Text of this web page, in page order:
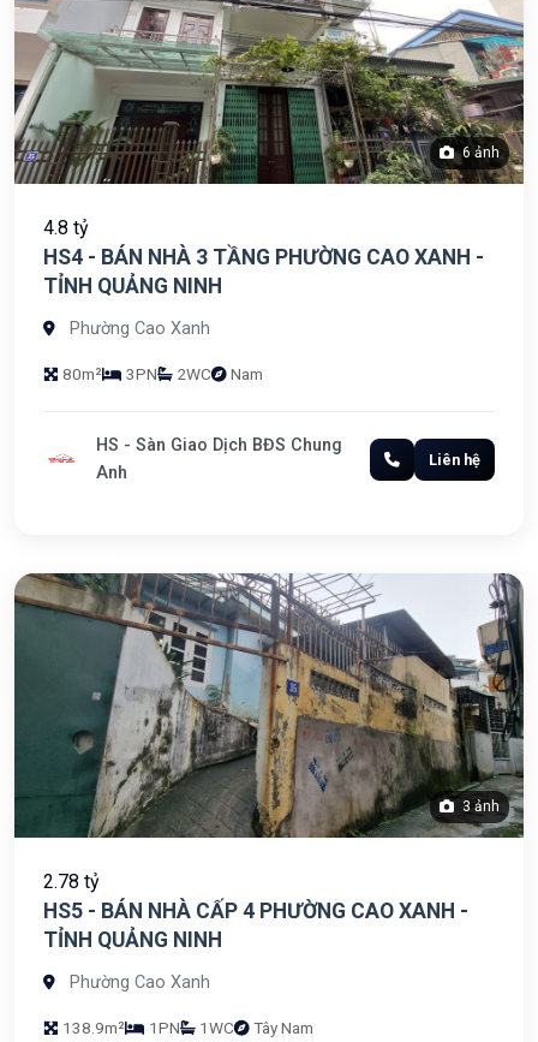
6 ảnh
4.8 tỷ
HS4 - BÁN NHÀ 3 TẦNG PHƯỜNG CAO XANH -
TỈNH QUẢNG NINH
Phường Cao Xanh
80m² 3PN 2WC Nam
HS - Sàn Giao Dịch BĐS Chung
Anh
Liên hệ
3 ảnh
2.78 tỷ
HS5 - BÁN NHÀ CẤP 4 PHƯỜNG CAO XANH -
TỈNH QUẢNG NINH
Phường Cao Xanh
138.9m² 1PN 1WC Tây Nam